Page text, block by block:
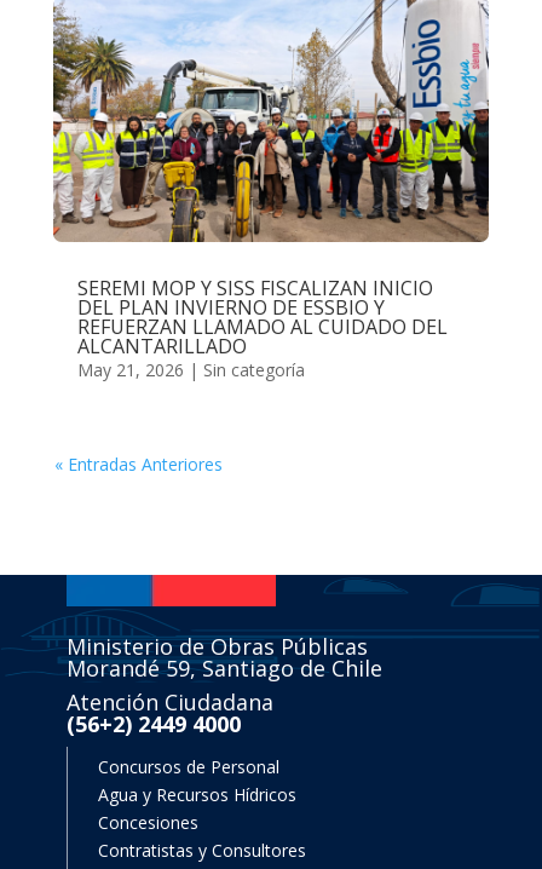
SEREMI MOP Y SISS FISCALIZAN INICIO
DEL PLAN INVIERNO DE ESSBIO Y
REFUERZAN LLAMADO AL CUIDADO DEL
ALCANTARILLADO
May 21, 2026 | Sin categoría
« Entradas Anteriores
Ministerio de Obras Públicas
Morandé 59, Santiago de Chile
Atención Ciudadana
(56+2) 2449 4000
Concursos de Personal
Agua y Recursos Hídricos
Concesiones
Contratistas y Consultores